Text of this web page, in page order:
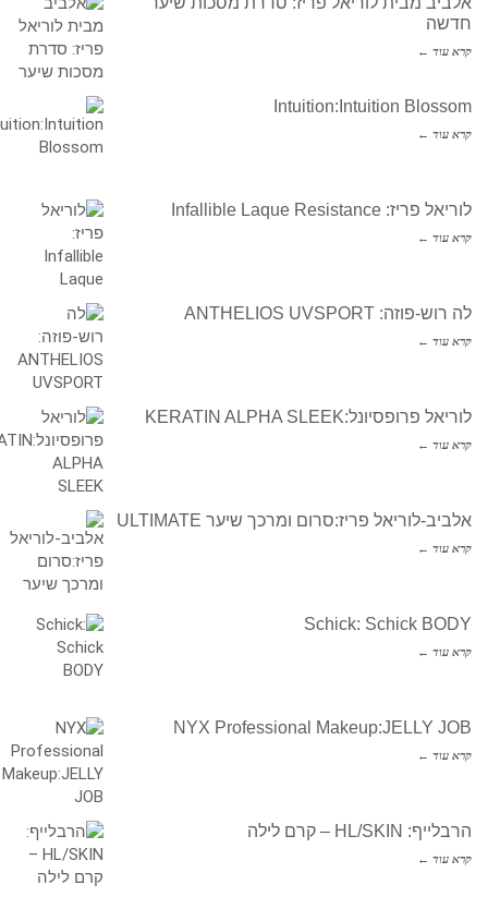
חדשה
קרא עוד ←
Intuition:Intuition Blossom
קרא עוד ←
לוריאל פריז: Infallible Laque Resistance
קרא עוד ←
לה רוש-פוזה: ANTHELIOS UVSPORT
קרא עוד ←
לוריאל פרופסיונל:KERATIN ALPHA SLEEK
קרא עוד ←
אלביב-לוריאל פריז:סרום ומרכך שיער ULTIMATE
קרא עוד ←
Schick: Schick BODY
קרא עוד ←
NYX Professional Makeup:JELLY JOB
קרא עוד ←
הרבלייף: HL/SKIN – קרם לילה
קרא עוד ←